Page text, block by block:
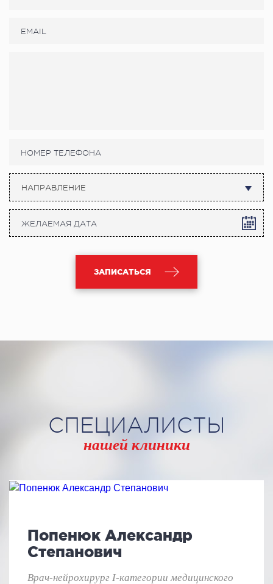
НАПРАВЛЕНИЕ
ЗАПИСАТЬСЯ
СПЕЦИАЛИСТЫ
нашей клиники
Попенюк Александр
Степанович
Врач-нейрохирург I-категории медицинского